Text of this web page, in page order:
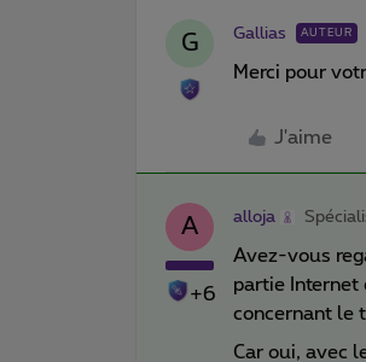
G Gallias AUTEUR
Merci pour
J'aime
A
+6
alloja
Avez-vous
partie Internet
concernant le
Car oui, avec